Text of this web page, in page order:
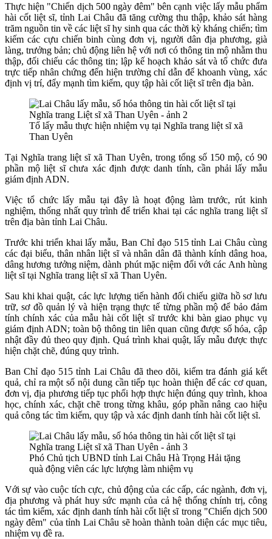
Thực hiện "Chiến dịch 500 ngày đêm" bên cạnh việc lấy mẫu phẩm
hài cốt liệt sĩ, tỉnh Lai Châu đã tăng cường thu thập, khảo sát hàng
trăm nguồn tin về các liệt sĩ hy sinh qua các thời kỳ kháng chiến; tìm
kiếm các cựu chiến binh cùng đơn vị, người dân địa phương, già
làng, trưởng bản; chủ động liên hệ với nơi có thông tin mộ nhằm thu
thập, đối chiếu các thông tin; lập kế hoạch khảo sát và tổ chức đưa
trực tiếp nhân chứng đến hiện trường chỉ dẫn để khoanh vùng, xác
định vị trí, đẩy mạnh tìm kiếm, quy tập hài cốt liệt sĩ trên địa bàn.
Tổ lấy mẫu thực hiện nhiệm vụ tại Nghĩa trang liệt sĩ xã
Than Uyên
Tại Nghĩa trang liệt sĩ xã Than Uyên, trong tổng số 150 mộ, có 90
phần mộ liệt sĩ chưa xác định được danh tính, cần phải lấy mẫu
giám định ADN.
Việc tổ chức lấy mẫu tại đây là hoạt động làm trước, rút kinh
nghiệm, thống nhất quy trình để triển khai tại các nghĩa trang liệt sĩ
trên địa bàn tỉnh Lai Châu.
Trước khi triển khai lấy mẫu, Ban Chỉ đạo 515 tỉnh Lai Châu cùng
các đại biểu, thân nhân liệt sĩ và nhân dân đã thành kính dâng hoa,
dâng hương tưởng niệm, dành phút mặc niệm đối với các Anh hùng
liệt sĩ tại Nghĩa trang liệt sĩ xã Than Uyên.
Sau khi khai quật, các lực lượng tiến hành đối chiếu giữa hồ sơ lưu
trữ, sơ đồ quản lý và hiện trạng thực tế từng phần mộ để bảo đảm
tính chính xác của mẫu hài cốt liệt sĩ trước khi bàn giao phục vụ
giám định ADN; toàn bộ thông tin liên quan cũng được số hóa, cập
nhật đầy đủ theo quy định.Quá trình khai quật, lấy mẫu được thực
hiện chặt chẽ, đúng quy trình.
Ban Chỉ đạo 515 tỉnh Lai Châu đã theo dõi, kiểm tra đánh giá kết
quả, chỉ ra một số nội dung cần tiếp tục hoàn thiện để các cơ quan,
đơn vị, địa phương tiếp tục phối hợp thực hiện đúng quy trình, khoa
học, chính xác, chặt chẽ trong từng khâu, góp phần nâng cao hiệu
quả công tác tìm kiếm, quy tập và xác định danh tính hài cốt liệt sĩ.
Phó Chủ tịch UBND tỉnh Lai Châu Hà Trọng Hải tặng
quà động viên các lực lượng làm nhiệm vụ
Với sự vào cuộc tích cực, chủ động của các cấp, các ngành, đơn vị,
địa phương và phát huy sức mạnh của cả hệ thống chính trị, công
tác tìm kiếm, xác định danh tính hài cốt liệt sĩ trong "Chiến dịch 500
ngày đêm" của tỉnh Lai Châu sẽ hoàn thành toàn diện các mục tiêu,
nhiệm vụ đề ra.